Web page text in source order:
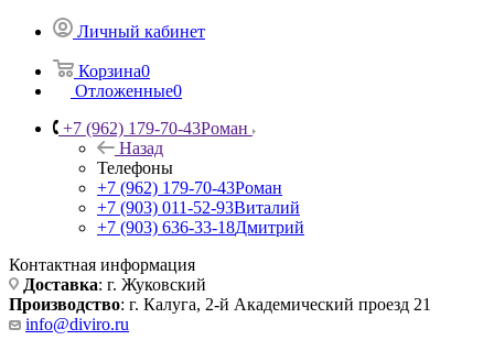
Личный кабинет
Корзина0
Отложенные0
+7 (962) 179-70-43Роман
Назад
Телефоны
+7 (962) 179-70-43Роман
+7 (903) 011-52-93Виталий
+7 (903) 636-33-18Дмитрий
Контактная информация
Доставка: г. Жуковский
Производство: г. Калуга, 2-й Академический проезд 21
info@diviro.ru